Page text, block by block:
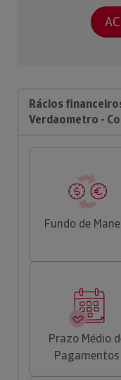
Rácios
Verdaometro -
Fundo de
Prazo Médio
Pagamentos